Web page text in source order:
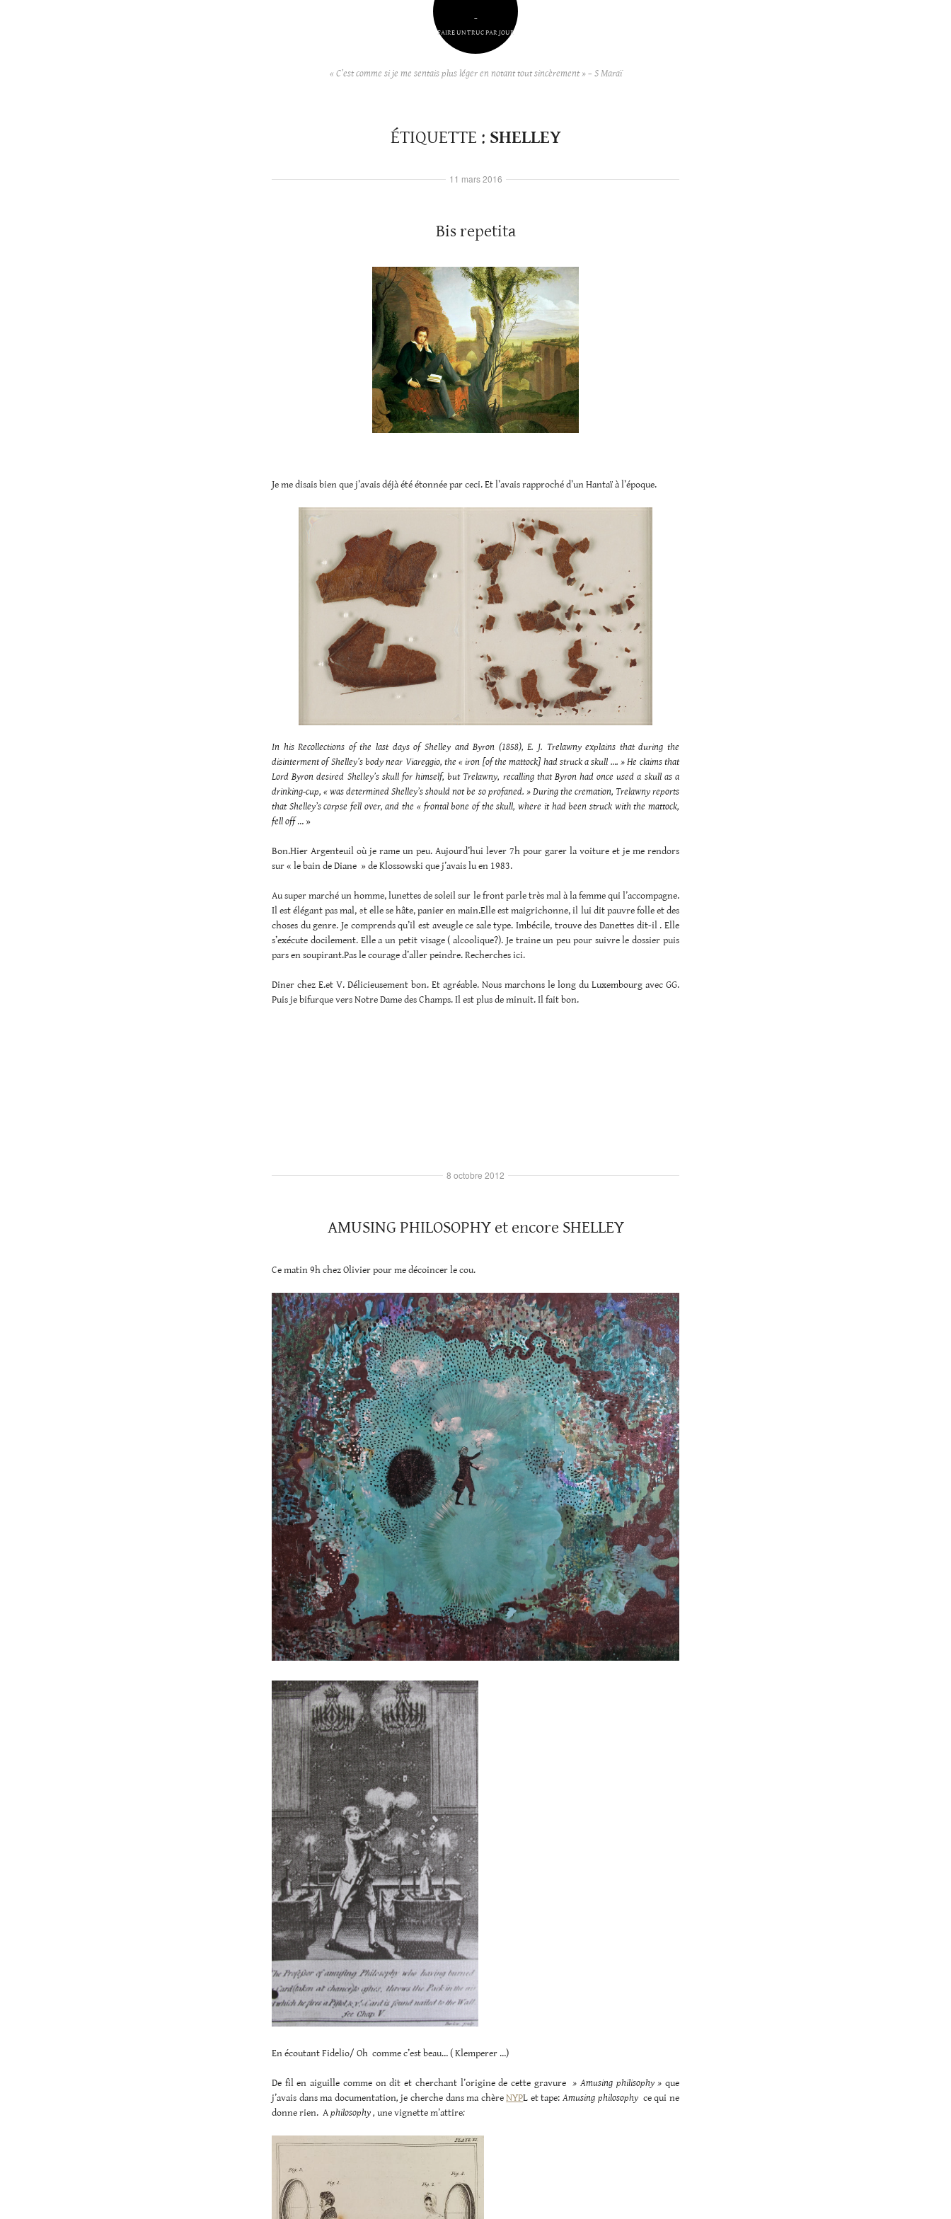
–
FAIRE UN TRUC PAR JOUR
« C’est comme si je me sentais plus léger en notant tout sincèrement » – S Maraï
ÉTIQUETTE : SHELLEY
Bis repetita
Je me disais bien que j’avais déjà été étonnée par ceci. Et l’avais rapproché d’un Hantaï à l’époque.
In his Recollections of the last days of Shelley and Byron (1858), E. J. Trelawny explains that during the
disinterment of Shelley’s body near Viareggio, the « iron [of the mattock] had struck a skull …. » He claims that
Lord Byron desired Shelley’s skull for himself, but Trelawny, recalling that Byron had once used a skull as a
drinking-cup, « was determined Shelley’s should not be so profaned. » During the cremation, Trelawny reports
that Shelley’s corpse fell over, and the « frontal bone of the skull, where it had been struck with the mattock,
fell off… »
Bon.Hier Argenteuil où je rame un peu. Aujourd’hui lever 7h pour garer la voiture et je me rendors
sur « le bain de Diane » de Klossowski que j’avais lu en 1983.
Au super marché un homme, lunettes de soleil sur le front parle très mal à la femme qui l’accompagne.
Il est élégant pas mal, et elle se hâte, panier en main.Elle est maigrichonne, il lui dit pauvre folle et des
choses du genre. Je comprends qu’il est aveugle ce sale type. Imbécile, trouve des Danettes dit-il . Elle
s’exécute docilement. Elle a un petit visage ( alcoolique?). Je traine un peu pour suivre le dossier puis
pars en soupirant.Pas le courage d’aller peindre. Recherches ici.
Diner chez E.et V. Délicieusement bon. Et agréable. Nous marchons le long du Luxembourg avec GG.
Puis je bifurque vers Notre Dame des Champs. Il est plus de minuit. Il fait bon.
11 mars 2016
AMUSING PHILOSOPHY et encore SHELLEY
Ce matin 9h chez Olivier pour me décoincer le cou.
En écoutant Fidelio/ Oh comme c’est beau… ( Klemperer …)
De fil en aiguille comme on dit et cherchant l’origine de cette gravure » Amusing philisophy »que
j’avais dans ma documentation,je cherche dans ma chèreNYPL et tape: Amusing philosophy ce qui ne
donne rien. Aphilosophy , une vignette m’attire:
8 octobre 2012